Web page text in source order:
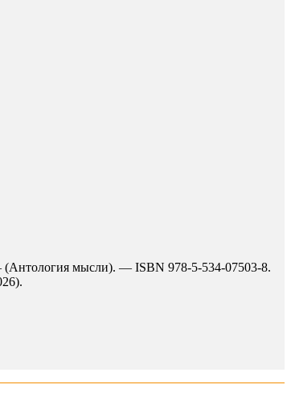
мысли). — ISBN 978-5-534-07503-8.